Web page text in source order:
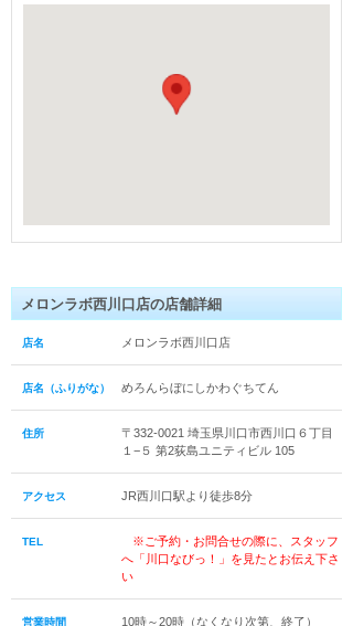
メロンラボ西川口店の店舗詳細
店名 メロンラボ西川口店
店名（ふりがな） めろんらぼにしかわぐちてん
住所
〒332-0021 埼玉県川口市西川口６丁目
１−５ 第2荻島ユニティビル 105
アクセス JR西川口駅より徒歩8分
TEL
※ご予約・お問合せの際に、スタッフ
へ「川口なびっ！」を見たとお伝え下さ
い
営業時間 10時～20時（なくなり次第、終了）